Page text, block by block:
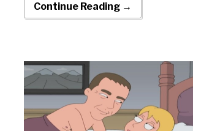
Continue Reading →